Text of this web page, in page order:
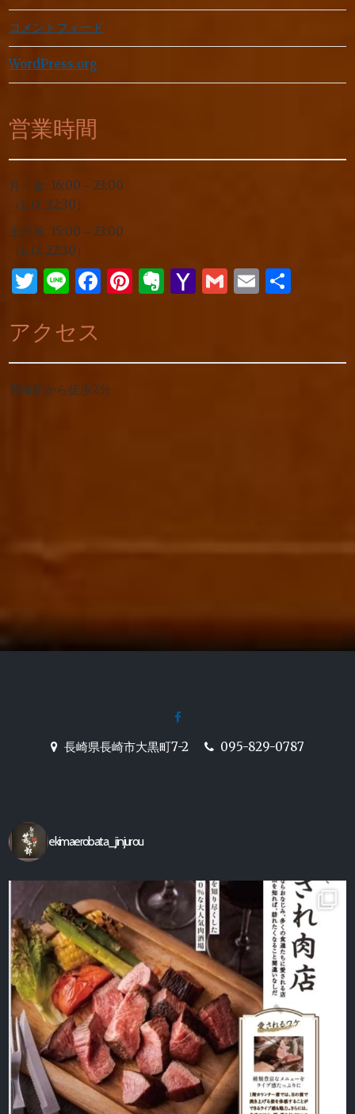
コメントフィード
WordPress.org
営業時間
月～金: 16:00～23:00
（L.O. 22:30）
土日祝: 15:00～23:00
（L.O. 22:30）
Twitter
LineFacebook
Pinterest
Evernote
Yahoo
GmailEmail
アクセス
長崎駅から徒歩2分
長崎駅前の炉端焼き居酒屋
長崎県長崎市大黒町7-2
095-829-0787
ekimaerobata_jinjurou